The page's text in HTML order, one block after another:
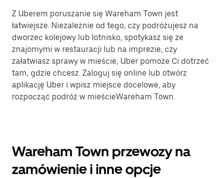
Z Uberem poruszanie się Wareham Town jest
łatwiejsze. Niezależnie od tego, czy podróżujesz na
dworzec kolejowy lub lotnisko, spotykasz się ze
znajomymi w restauracji lub na imprezie, czy
załatwiasz sprawy w mieście, Uber pomoże Ci dotrzeć
tam, gdzie chcesz. Zaloguj się online lub otwórz
aplikację Uber i wpisz miejsce docelowe, aby
rozpocząć podróż w mieścieWareham Town.
Wareham Town przewozy na
zamówienie i inne opcje